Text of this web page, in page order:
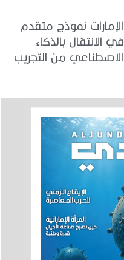
الإمارات نموذج متقدم
في الانتقال بالذكاء
الاصطناعي من التجريب